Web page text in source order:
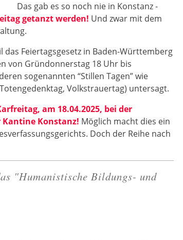
Das gab es so noch nie in Konstanz -
getanzt werden! Und zwar mit dem
das Feiertagsgesetz in Baden-Württemberg
von Gründonnerstag 18 Uhr bis
sogenannten “Stillen Tagen” wie
Volkstrauertag) untersagt.
am 18.04.2025, bei der
Kantine Konstanz! Möglich macht dies ein
Doch der Reihe nach
"Humanistische Bildungs- und